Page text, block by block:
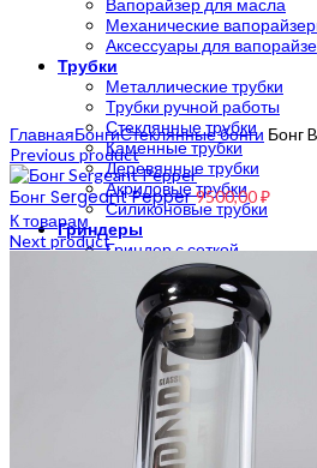
Вапорайзер для масла
Механические
Аксессуары для
Трубки
Металлические трубки
Трубки ручной работы
Стеклянные трубки
Каменные трубки
Деревянные трубки
Акриловые трубки
Силиконовые трубки
Гриндеры
Гриндер с сеткой
Гриндер пластиковый
Гриндер металлический
Весы на граммы
Весы карманные
Весы до 500 грамм
Аксессуары для курения
Нейтрализаторы запаха
Сетки
Зажигалки
Пепельницы
Click to enlarge
ГлавнаяБонгиСтеклянные бонги Бонг
Previous product
Бонг Sergeant Pepper9500,00₽
К товарам
Next product